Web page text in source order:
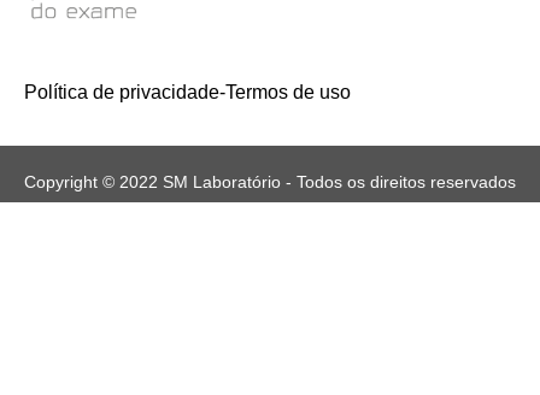
Política de privacidade-Termos de uso
Copyright © 2022 SM Laboratório - Todos os direitos reservados